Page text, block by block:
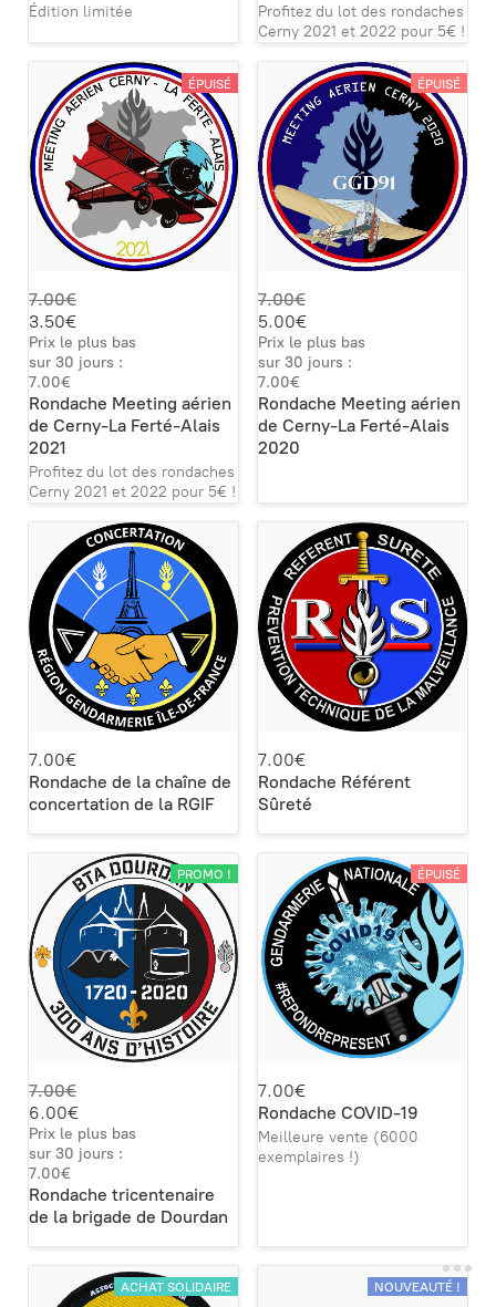
Édition limitée
Profitez du lot des rondaches
Cerny 2021 et 2022 pour 5€ !
ÉPUISÉ
7.00€
3.50€
Prix le plus bas
sur 30 jours :
7.00€
Rondache Meeting aérien
de Cerny-La Ferté-Alais
2021
Profitez du lot des rondaches
Cerny 2021 et 2022 pour 5€ !
ÉPUISÉ
7.00€
5.00€
Prix le plus bas
sur 30 jours :
7.00€
Rondache Meeting aérien
de Cerny-La Ferté-Alais
2020
7.00€
Rondache de la chaîne de
concertation de la RGIF
7.00€
Rondache Référent
Sûreté
PROMO !
7.00€
6.00€
Prix le plus bas
sur 30 jours :
7.00€
Rondache tricentenaire
de la brigade de Dourdan
ÉPUISÉ
7.00€
Rondache COVID-19
Meilleure vente (6000
exemplaires !)
ACHAT SOLIDAIRE NOUVEAUTÉ !